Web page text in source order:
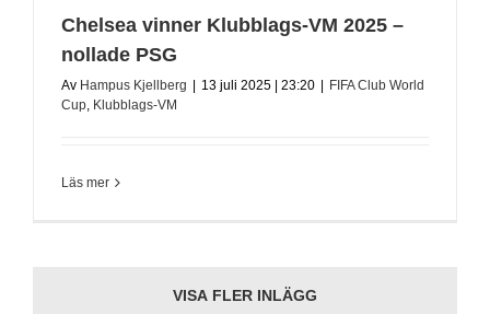
Chelsea vinner Klubblags-VM 2025 –
nollade PSG
Av Hampus Kjellberg 13 juli 2025 | 23:20
FIFA Club World
Cup, Klubblags-VM
Läs mer
VISA FLER INLÄGG